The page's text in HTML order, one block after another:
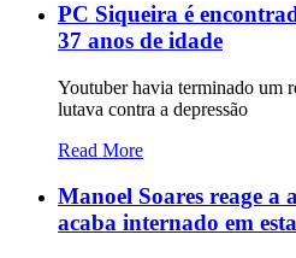
PC Siqueira é
37 anos de idade
Youtuber havia terminado um
lutava contra a depressão
Read More
Manoel Soares reage a
acaba internado em